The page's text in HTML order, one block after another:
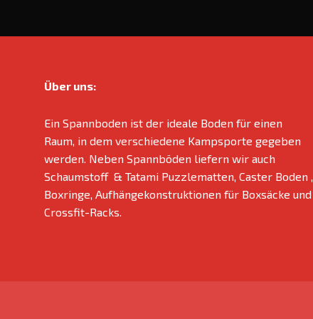
Über uns:
Ein Spannboden ist der ideale Boden für einen
Raum, in dem verschiedene Kampsporte gegeben
werden. Neben Spannböden liefern wir auch
Schaumstoff & Tatami Puzzlematten, Caster Boden ,
Boxringe, Aufhängekonstruktionen für Boxsäcke und
Crossfit-Racks.